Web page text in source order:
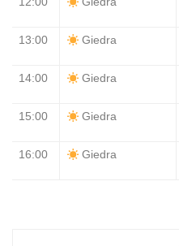
Giedra
13:00 Giedra
14:00 Giedra
15:00 Giedra
16:00 Giedra